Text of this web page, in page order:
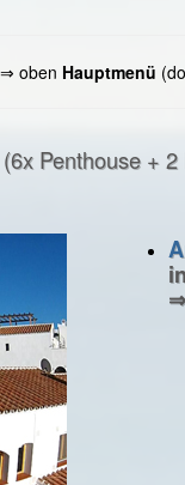
⇒ oben Hauptmenü
Penthouse +